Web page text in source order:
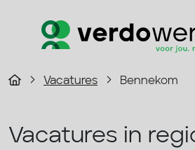
Vacatures Bennekom
Vacatures in